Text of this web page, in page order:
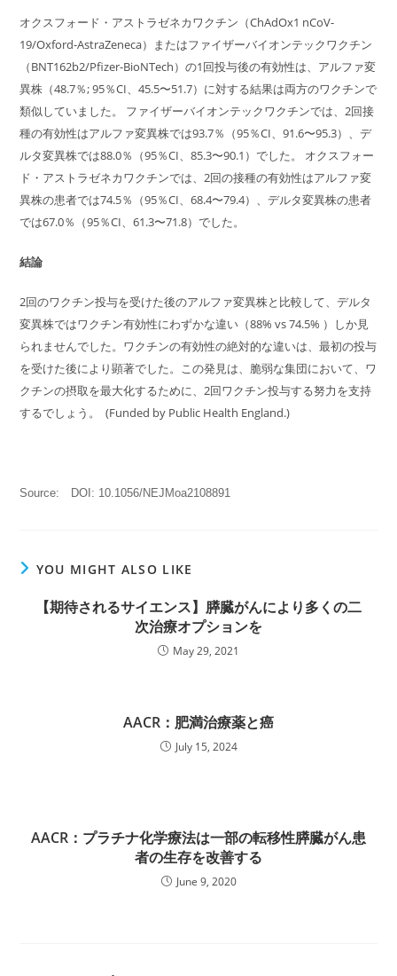
オクスフォード・アストラゼネカワクチン（ChAdOx1 nCoV-
19/Oxford-AstraZeneca）またはファイザーバイオンテックワクチン
（BNT162b2/Pfizer-BioNTech）の1回投与後の有効性は、アルファ変
異株（48.7％; 95％CI、45.5〜51.7）に対する結果は両方のワクチンで
類似していました。 ファイザーバイオンテックワクチンでは、2回接
種の有効性はアルファ変異株では93.7％（95％CI、91.6〜95.3）、デ
ルタ変異株では88.0％（95％CI、85.3〜90.1）でした。 オクスフォー
ド・アストラゼネカワクチンでは、2回の接種の有効性はアルファ変
異株の患者では74.5％（95％CI、68.4〜79.4）、デルタ変異株の患者
では67.0％（95％CI、61.3〜71.8）でした。
結論
2回のワクチン投与を受けた後のアルファ変異株と比較して、デルタ
変異株ではワクチン有効性にわずかな違い（88% vs 74.5% ）しか見
られませんでした。ワクチンの有効性の絶対的な違いは、最初の投与
を受けた後により顕著でした。この発見は、脆弱な集団において、ワ
クチンの摂取を最大化するために、2回ワクチン投与する努力を支持
するでしょう。 (Funded by Public Health England.)
Source: DOI: 10.1056/NEJMoa2108891
YOU MIGHT ALSO LIKE
【期待されるサイエンス】膵臓がんにより多くの二
次治療オプションを
May 29, 2021
AACR：肥満治療薬と癌
July 15, 2024
AACR：プラチナ化学療法は一部の転移性膵臓がん患
者の生存を改善する
June 9, 2020